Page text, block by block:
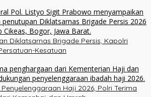
Diklatsarnas Brigade Persis, Kapolri
Kesatuan
Penyelenggaraan Haji 2026, Polri Terima